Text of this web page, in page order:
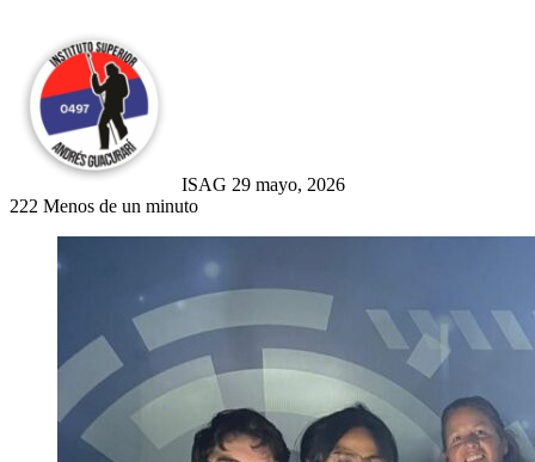
ISAG 29 mayo, 2026
222 Menos de un minuto